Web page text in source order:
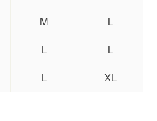
M L
L L
L XL